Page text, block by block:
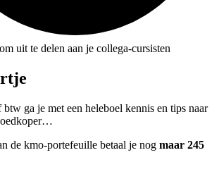
uit te delen aan je collega-cursisten
ga je met een heleboel kennis en tips naar
de kmo-portefeuille betaal je nog maar 245